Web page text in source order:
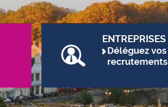
ENTREPRISES
Déléguez vos
recrutements